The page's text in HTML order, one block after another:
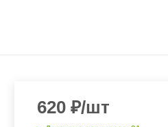
620₽/шт